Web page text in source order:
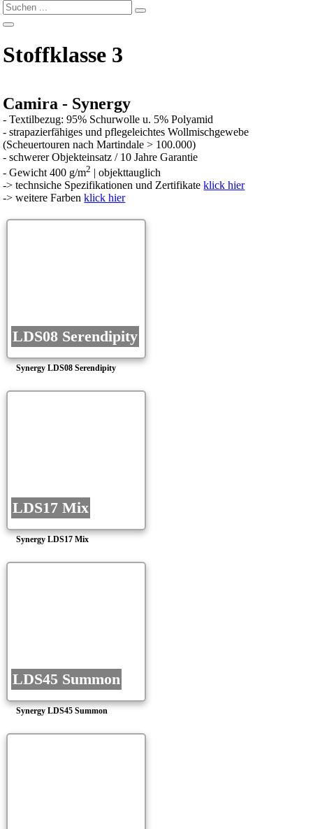
Stoffklasse 3
Camira - Synergy
- Textilbezug: 95% Schurwolle u. 5% Polyamid
- strapazierfähiges und pflegeleichtes Wollmischgewebe
(Scheuertouren nach Martindale > 100.000)
- schwerer Objekteinsatz / 10 Jahre Garantie
- Gewicht 400 g/m2 | objekttauglich
->technsiche Spezifikationen und Zertifikateklick hier
-> weitere Farbenklick hier
Synergy LDS08 Serendipity
LDS08 Serendipity
Synergy LDS17 Mix
LDS17 Mix
Synergy LDS45 Summon
LDS45 Summon